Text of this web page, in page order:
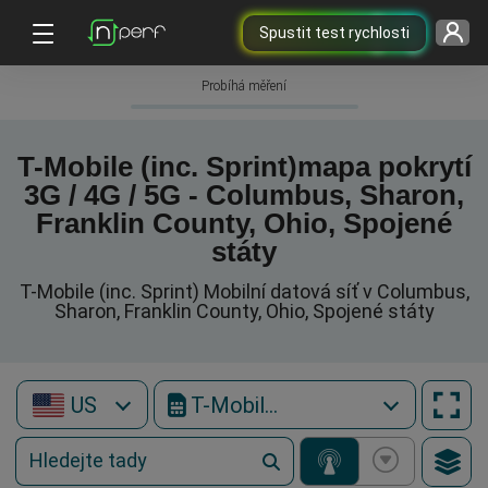
Spustit test rychlosti
Probíhá měření
T-Mobile (inc. Sprint)mapa pokrytí
3G / 4G / 5G - Columbus, Sharon,
Franklin County, Ohio, Spojené
státy
T-Mobile (inc. Sprint) Mobilní datová síť v Columbus,
Sharon, Franklin County, Ohio, Spojené státy
US T-Mobile (inc. Sprint)